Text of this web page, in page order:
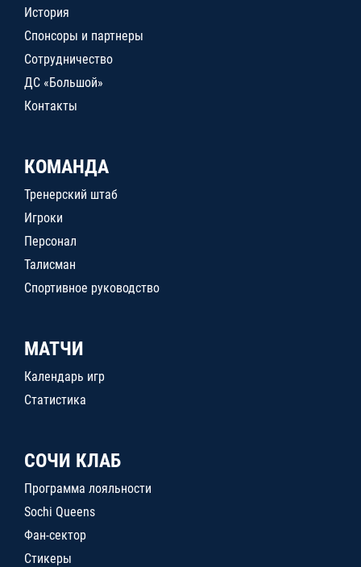
История
Спонсоры и партнеры
Сотрудничество
ДС «Большой»
Контакты
КОМАНДА
Тренерский штаб
Игроки
Персонал
Талисман
Спортивное руководство
МАТЧИ
Календарь игр
Статистика
СОЧИ КЛАБ
Программа лояльности
Sochi Queens
Фан-сектор
Стикеры